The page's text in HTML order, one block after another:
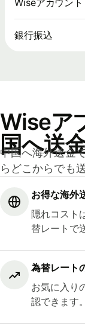
Wiseアカウント
銀行振込
Wiseア
国へ送
中国へ海外送金
らどこからでも
お得な海外
隠れコスト
替レートで
為替レート
お気に入り
認できます。